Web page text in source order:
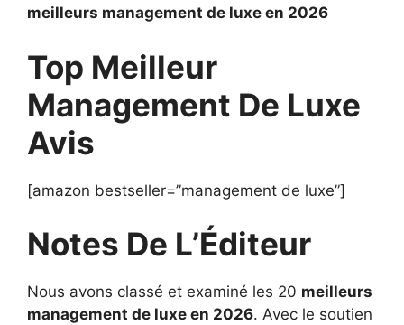
meilleurs management de luxe en 2026
Top Meilleur
Management De Luxe
Avis
[amazon bestseller=”management de luxe”]
Notes De L’Éditeur
Nous avons classé et examiné les 20 meilleurs
management de luxe en 2026. Avec le soutien